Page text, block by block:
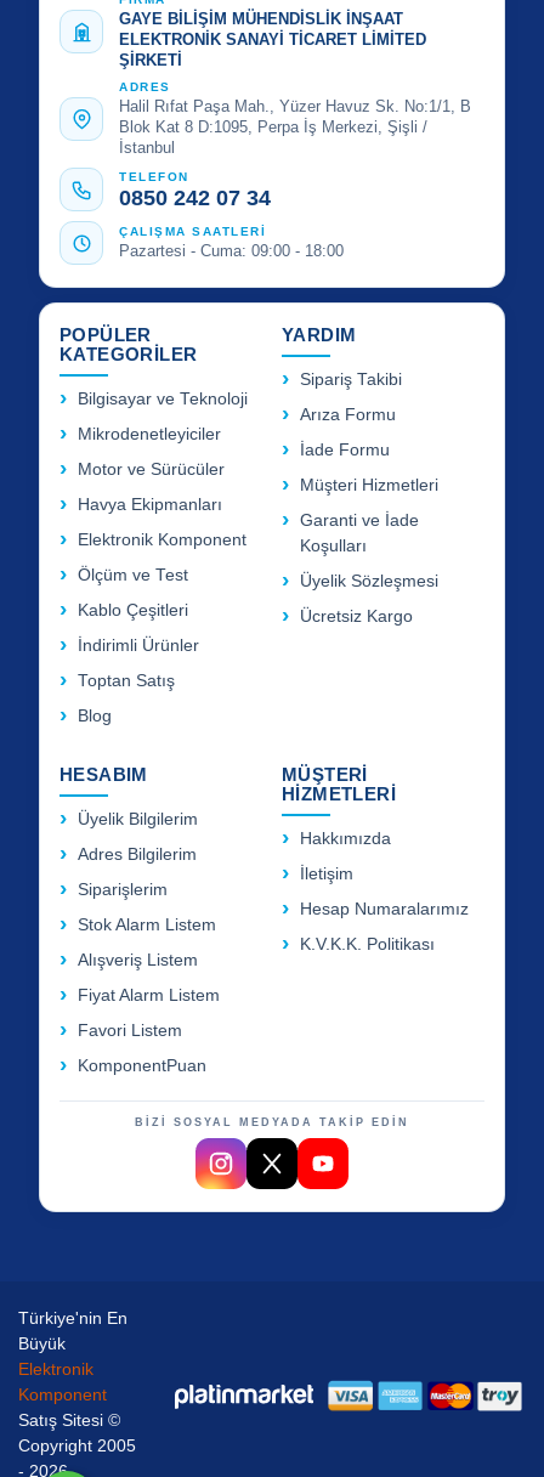
GAYE BİLİŞİM MÜHENDİSLİK İNŞAAT
ELEKTRONİK SANAYİ TİCARET LİMİTED
ŞİRKETİ
ADRES
Halil Rıfat Paşa Mah., Yüzer Havuz Sk. No:1/1, B
Blok Kat 8 D:1095, Perpa İş Merkezi, Şişli /
İstanbul
TELEFON
0850 242 07 34
ÇALIŞMA SAATLERİ
Pazartesi - Cuma: 09:00 - 18:00
POPÜLER
KATEGORİLER
Bilgisayar ve Teknoloji
Mikrodenetleyiciler
Motor ve Sürücüler
Havya Ekipmanları
Elektronik Komponent
Ölçüm ve Test
Kablo Çeşitleri
İndirimli Ürünler
Toptan Satış
Blog
YARDIM
Sipariş Takibi
Arıza Formu
İade Formu
Müşteri Hizmetleri
Garanti ve İade
Koşulları
Üyelik Sözleşmesi
Ücretsiz Kargo
HESABIM
Üyelik Bilgilerim
Adres Bilgilerim
Siparişlerim
Stok Alarm Listem
Alışveriş Listem
Fiyat Alarm Listem
Favori Listem
KomponentPuan
MÜŞTERİ
HİZMETLERİ
Hakkımızda
İletişim
Hesap Numaralarımız
K.V.K.K. Politikası
BİZİ SOSYAL MEDYADA TAKİP EDİN
Türkiye'nin En
Büyük
Elektronik
Komponent
Satış Sitesi ©
Copyright 2005
- 2026